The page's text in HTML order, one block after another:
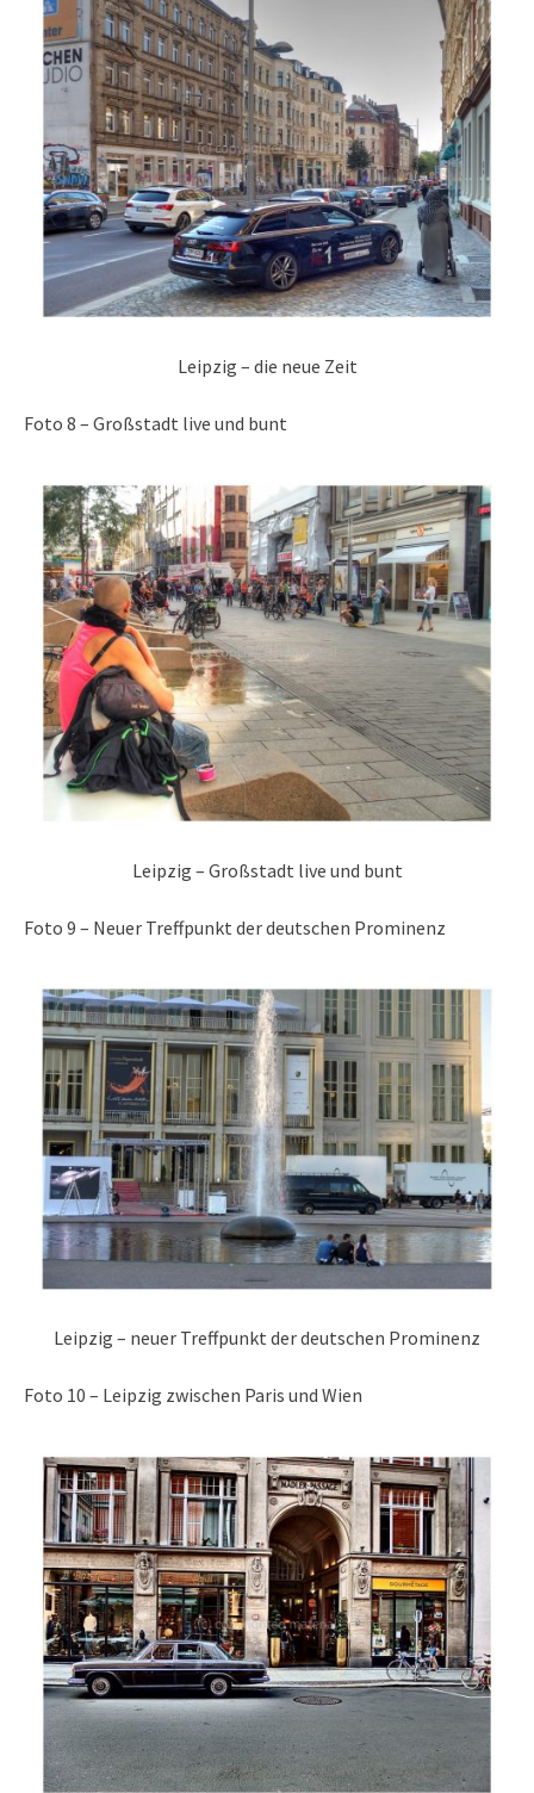
Leipzig – die neue Zeit
Foto 8 – Großstadt live und bunt
Leipzig – Großstadt live und bunt
Foto 9 – Neuer Treffpunkt der deutschen Prominenz
Leipzig – neuer Treffpunkt der deutschen Prominenz
Foto 10 – Leipzig zwischen Paris und Wien